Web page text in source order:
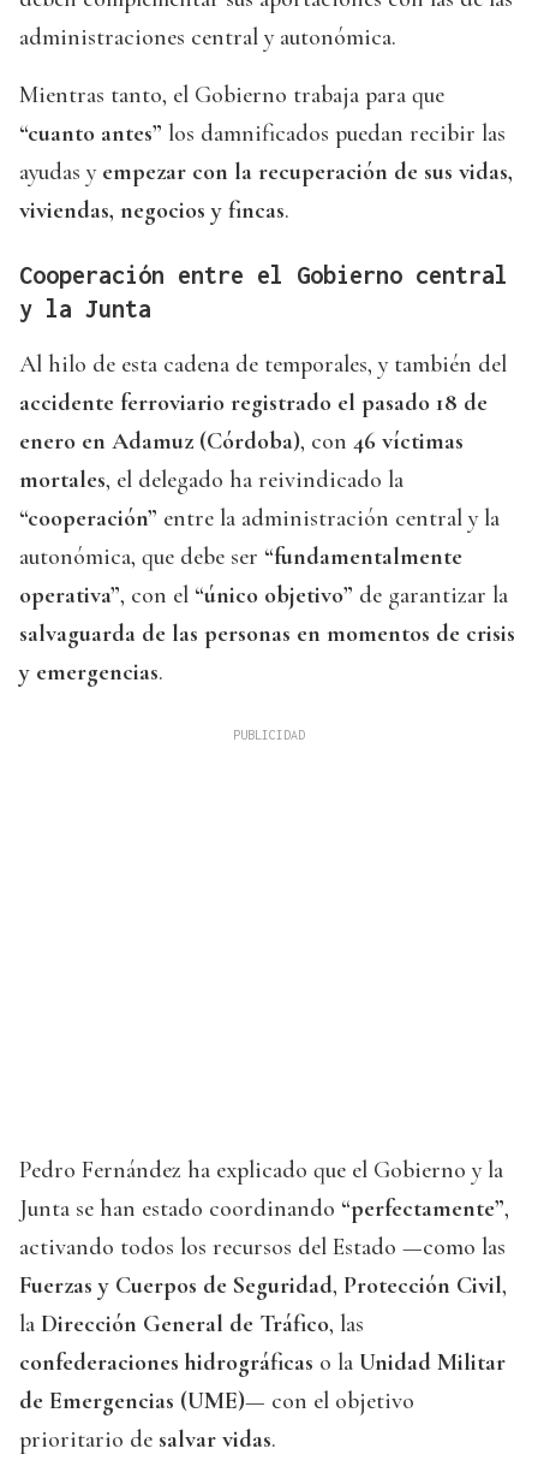
administraciones central y autonómica.
Mientras tanto, el Gobierno trabaja para que
“cuanto antes” los damnificados puedan recibir las
ayudas y empezar con la recuperación de sus vidas,
viviendas, negocios y fincas.
Cooperación entre el Gobierno central
y la Junta
Al hilo de esta cadena de temporales, y también del
accidente ferroviario registrado el pasado 18 de
enero en Adamuz (Córdoba), con 46 víctimas
mortales, el delegado ha reivindicado la
“cooperación” entre la administración central y la
autonómica, que debe ser “fundamentalmente
operativa”, con el “único objetivo” de garantizar la
salvaguarda de las personas en momentos de crisis
y emergencias.
Pedro Fernández ha explicado que el Gobierno y la
Junta se han estado coordinando “perfectamente”,
activando todos los recursos del Estado —como las
Fuerzas y Cuerpos de Seguridad, Protección Civil,
la Dirección General de Tráfico, las
confederaciones hidrográficas o la Unidad Militar
de Emergencias (UME)— con el objetivo
prioritario de salvar vidas.